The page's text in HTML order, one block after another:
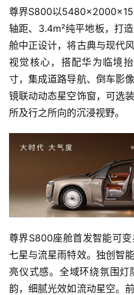
尊界S800以
轴距、3.4m²纯平地板，打
舱中正设计，将古典与现代
视觉核心，搭配华为临境
寸，集成道路导航、倒车影
镜联动动态星空饰窗，可选
所及行之所向的沉浸视野。
尊界S800座舱首发智能可
七星与流星雨特效。独创智
亮仪式感。全域环绕氛围
韵，细腻光效如流动星空。